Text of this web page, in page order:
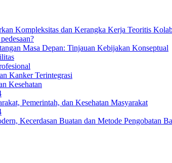
Kompleksitas dan Kerangka Kerja Teoritis
Masa Depan: Tinjauan Kebijakan Konseptual
Kanker Terintegrasi
Kesehatan
Pemerintah, dan Kesehatan Masyarakat
Kecerdasan Buatan dan Metode Pengobatan